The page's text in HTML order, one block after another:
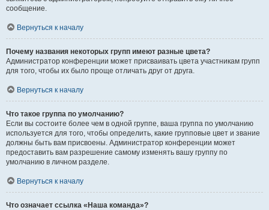
сообщение.
Вернуться к началу
Почему названия некоторых групп имеют разные цвета?
Администратор конференции может присваивать цвета участникам групп
для того, чтобы их было проще отличать друг от друга.
Вернуться к началу
Что такое группа по умолчанию?
Если вы состоите более чем в одной группе, ваша группа по умолчанию
используется для того, чтобы определить, какие групповые цвет и звание
должны быть вам присвоены. Администратор конференции может
предоставить вам разрешение самому изменять вашу группу по
умолчанию в личном разделе.
Вернуться к началу
Что означает ссылка «Наша команда»?